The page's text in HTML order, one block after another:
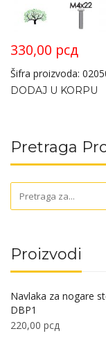
330,00 рсд
Šifra proizvoda:
DODAJ U KORPU
Pretraga
Proizvodi
Navlaka za nogare
DBP1
220,00 рсд